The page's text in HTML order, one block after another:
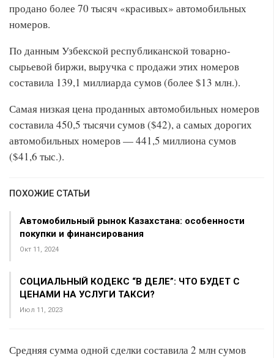
продано более 70 тысяч «красивых» автомобильных
номеров.
По данным Узбекской республиканской товарно-
сырьевой биржи, выручка с продажи этих номеров
составила 139,1 миллиарда сумов (более $13 млн.).
Самая низкая цена проданных автомобильных номеров
составила 450,5 тысячи сумов ($42), а самых дорогих
автомобильных номеров — 441,5 миллиона сумов
($41,6 тыс.).
ПОХОЖИЕ СТАТЬИ
Автомобильный рынок Казахстана: особенности
покупки и финансирования
Окт 11, 2024
СОЦИАЛЬНЫЙ КОДЕКС “В ДЕЛЕ”: ЧТО БУДЕТ С
ЦЕНАМИ НА УСЛУГИ ТАКСИ?
Июл 11, 2023
Средняя сумма одной сделки составила 2 млн сумов